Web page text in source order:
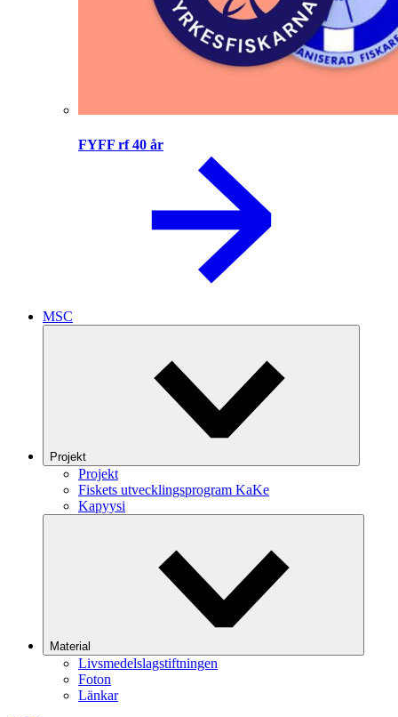
FYFF rf 40 år
MSC
Projekt
Projekt
Fiskets utvecklingsprogram KaKe
Kapyysi
Material
Livsmedelslagstiftningen
Foton
Länkar